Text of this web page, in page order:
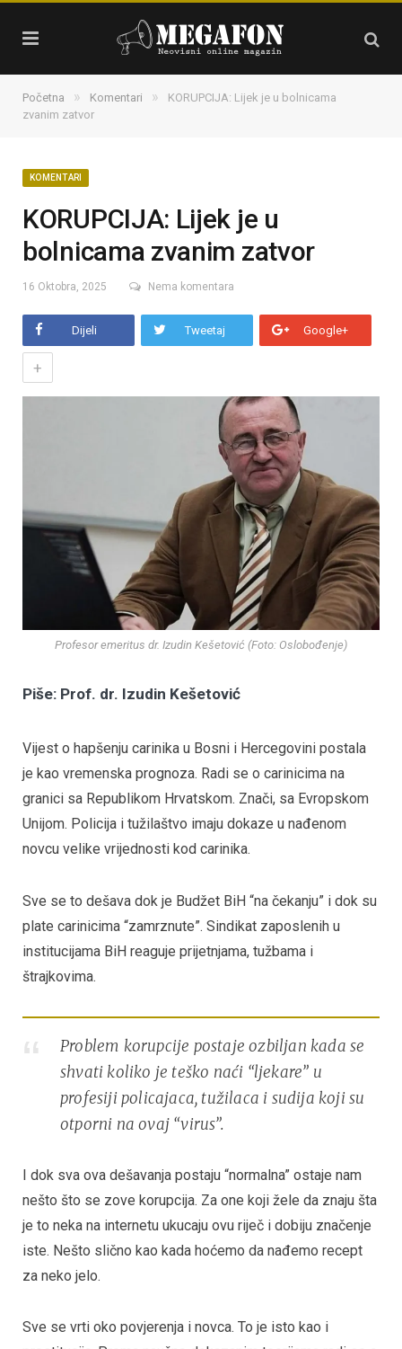
Početna » Komentari »
KORUPCIJA: Lijek je u bolnicama
zvanim zatvor
KOMENTARI
KORUPCIJA: Lijek je u
bolnicama zvanim zatvor
16 Oktobra, 2025 Nema komentara
Dijeli Tweetaj Google+
+
Profesor emeritus dr. Izudin Kešetović (Foto: Oslobođenje)
Piše: Prof. dr. Izudin Kešetović
Vijest o hapšenju carinika u Bosni i Hercegovini postala
je kao vremenska prognoza. Radi se o carinicima na
granici sa Republikom Hrvatskom. Znači, sa Evropskom
Unijom. Policija i tužilaštvo imaju dokaze u nađenom
novcu velike vrijednosti kod carinika.
Sve se to dešava dok je Budžet BiH “na čekanju” i dok su
plate carinicima “zamrznute”. Sindikat zaposlenih u
institucijama BiH reaguje prijetnjama, tužbama i
štrajkovima.
Problem korupcije postaje ozbiljan kada se
shvati koliko je teško naći “ljekare” u
profesiji policajaca, tužilaca i sudija koji su
otporni na ovaj “virus”.
I dok sva ova dešavanja postaju “normalna” ostaje nam
nešto što se zove korupcija. Za one koji žele da znaju šta
je to neka na internetu ukucaju ovu riječ i dobiju značenje
iste. Nešto slično kao kada hoćemo da nađemo recept
za neko jelo.
Sve se vrti oko povjerenja i novca. To je isto kao i